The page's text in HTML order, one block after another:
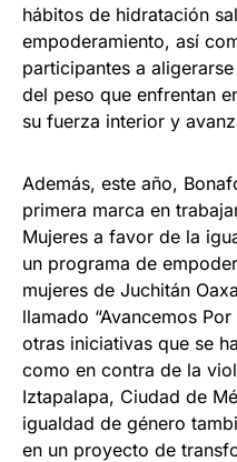
hábitos de hidratación
empoderamiento, así
participantes a
del peso que enfrentan
su fuerza interior y
Además, este año,
primera marca en
Mujeres a favor de la
un programa de
mujeres de Juchitán
llamado “Avancemos
otras iniciativas que se
como en contra de la
Iztapalapa, Ciudad de
igualdad de género
en un proyecto de